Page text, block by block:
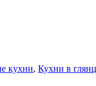
кухни, Кухни в